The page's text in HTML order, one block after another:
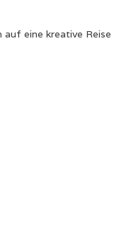
eine kreative Reise